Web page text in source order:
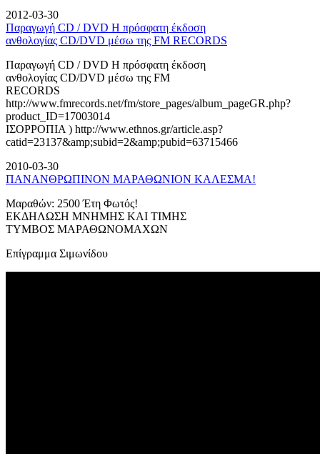
2012-03-30
Παραγωγή CD / DVD Η πρόσφατη έκδοση
ανθολογίας CD/DVD μέσω της FM RECORDS
Παραγωγή CD / DVD Η πρόσφατη έκδοση
ανθολογίας CD/DVD μέσω της FM
RECORDS
http://www.fmrecords.net/fm/store_pages/album_pageGR.php?
product_ID=17003014
ΙΣΟΡΡΟΠΙΑ ) http://www.ethnos.gr/article.asp?
catid=23137&amp;subid=2&amp;pubid=63715466
2010-03-30
ΠΑΝΑΝΘΡΩΠΙΝΟΝ ΜΑΡΑΘΩΝΙΟΝ ΚΑΛΕΣΜΑ!
Μαραθών: 2500 Έτη Φωτός!
ΕΚΔΗΛΩΣΗ ΜΝΗΜΗΣ ΚΑΙ ΤΙΜΗΣ
ΤΥΜΒΟΣ ΜΑΡΑΘΩΝΟΜΑΧΩΝ
Επίγραμμα Σιμωνίδου